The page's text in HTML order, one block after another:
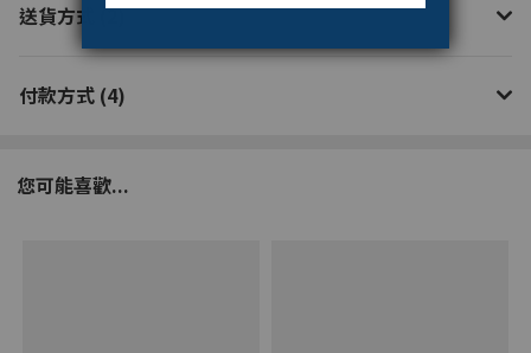
送貨方式 (2)
付款方式 (4)
您可能喜歡...